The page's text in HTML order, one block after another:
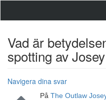
Vad är
spotting av
Navigera dina svar
På The Outlaw